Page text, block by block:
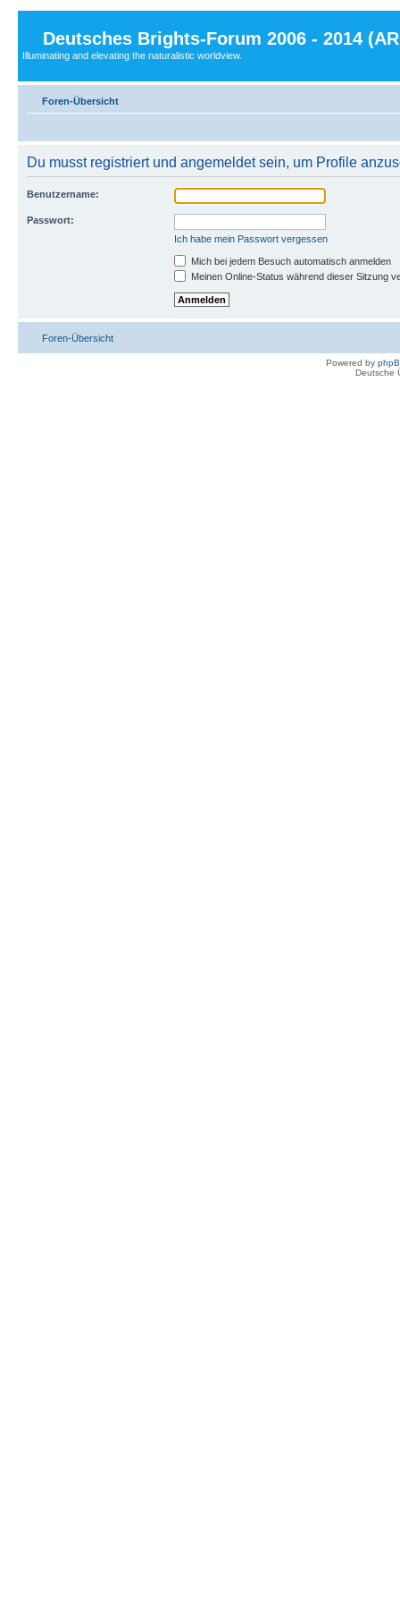
Deutsches Brights-Forum 2006 - 2014
Illuminating and elevating the naturalistic worldview.
Foren-Übersicht
Du musst registriert und angemeldet sein, um Profile
Benutzername:
Passwort:
Ich habe mein Passwort vergessen
Mich bei jedem Besuch automatisch anmelden
Meinen Online-Status während dieser Sitzung
Foren-Übersicht
Powered by
Deutsche